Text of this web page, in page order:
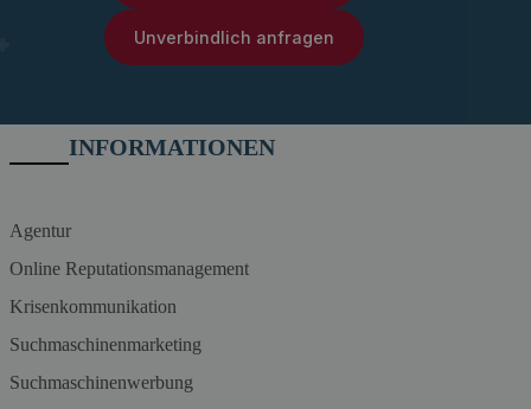
Unverbindlich anfragen
INFORMATIONEN
Agentur
Online Reputationsmanagement
Krisenkommunikation
Suchmaschinenmarketing
Suchmaschinenwerbung